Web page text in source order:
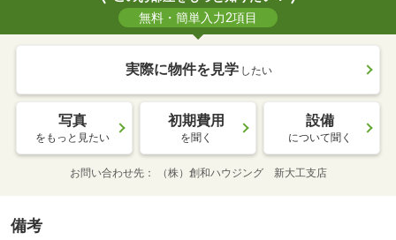
無料・簡単入力2項目
実際に物件を見学 したい
写真
をもっと見たい
初期費用
を聞く
設備
について聞く
お問い合わせ先 （株）創和ハウジング 新大工支店
備考